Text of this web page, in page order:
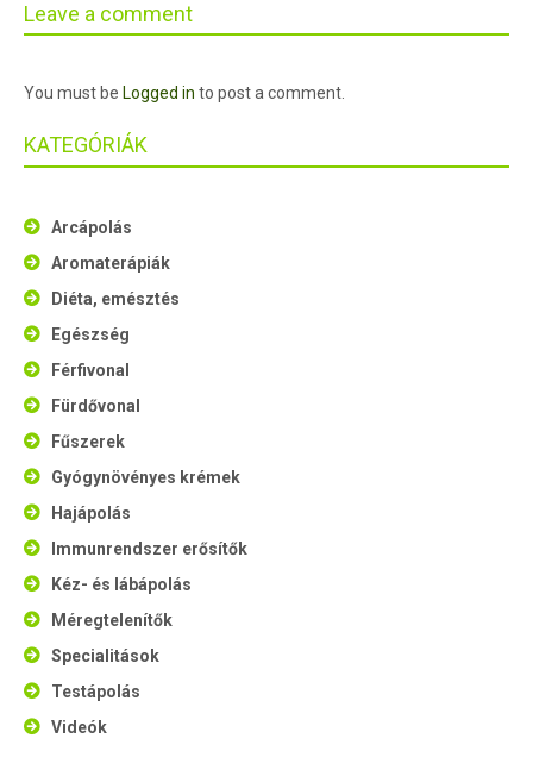
Leave a comment
You must be Logged in to post a comment.
KATEGÓRIÁK
Arcápolás
Aromaterápiák
Diéta, emésztés
Egészség
Férfivonal
Fürdővonal
Fűszerek
Gyógynövényes krémek
Hajápolás
Immunrendszer erősítők
Kéz- és lábápolás
Méregtelenítők
Specialitások
Testápolás
Videók